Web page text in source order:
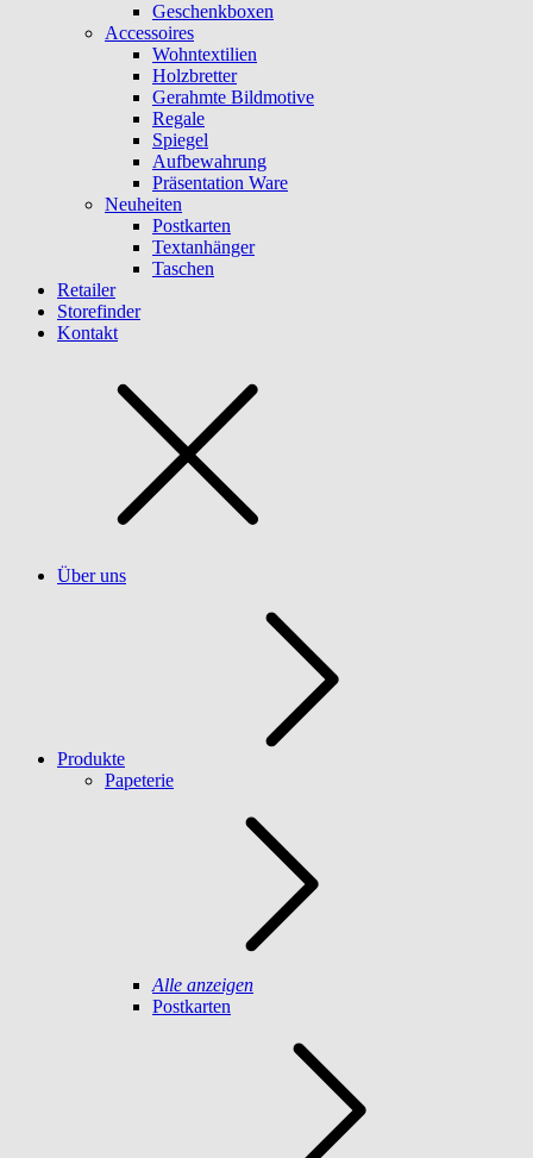
Geschenkboxen
Accessoires
Wohntextilien
Holzbretter
Gerahmte Bildmotive
Regale
Spiegel
Aufbewahrung
Präsentation Ware
Neuheiten
Postkarten
Textanhänger
Taschen
Retailer
Storefinder
Kontakt
Über uns
Produkte
Papeterie
Alle anzeigen
Postkarten